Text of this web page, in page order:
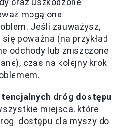
mogą one
Jeśli zauważysz,
poważna (na przykład
odchody lub zniszczone
czas na kolejny krok
dróg dostępu
miejsca, które
dostępu dla myszy do